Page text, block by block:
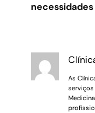
As
serviços